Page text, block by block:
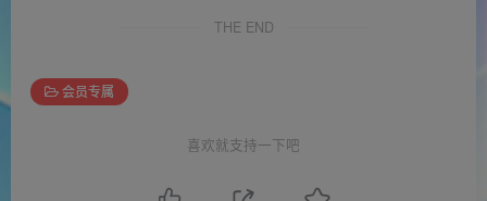
THE END
会员专属
喜欢就支持一下吧